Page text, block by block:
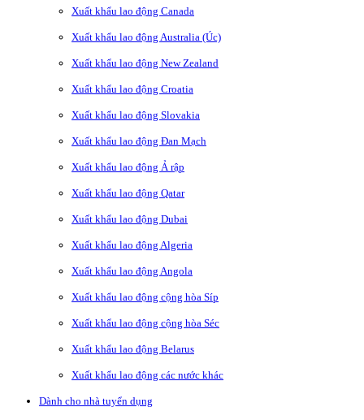
Xuất khẩu lao động Canada
Xuất khẩu lao động Australia (Úc)
Xuất khẩu lao động New Zealand
Xuất khẩu lao động Croatia
Xuất khẩu lao động Slovakia
Xuất khẩu lao động Đan Mạch
Xuất khẩu lao động Ả rập
Xuất khẩu lao động Qatar
Xuất khẩu lao động Dubai
Xuất khẩu lao động Algeria
Xuất khẩu lao động Angola
Xuất khẩu lao động cộng hòa Síp
Xuất khẩu lao động cộng hòa Séc
Xuất khẩu lao động Belarus
Xuất khẩu lao động các nước khác
Dành cho nhà tuyển dụng